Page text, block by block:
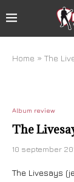
Home » The
Album review
The
10 september
The Livesays